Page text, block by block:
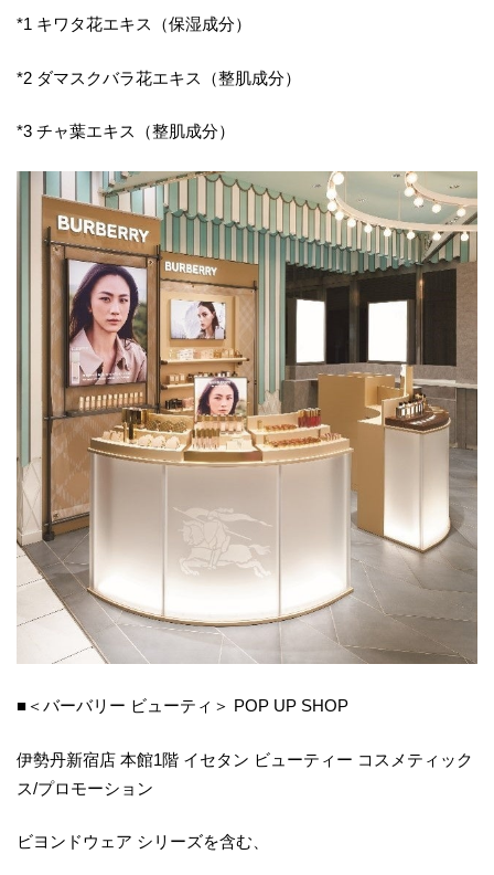
*1 キワタ花エキス（保湿成分）
*2 ダマスクバラ花エキス（整肌成分）
*3 チャ葉エキス（整肌成分）
■＜バーバリー ビューティ＞ POP UP SHOP
伊勢丹新宿店 本館1階 イセタン ビューティー コスメティック
ス/プロモーション
ビヨンドウェア シリーズを含む、